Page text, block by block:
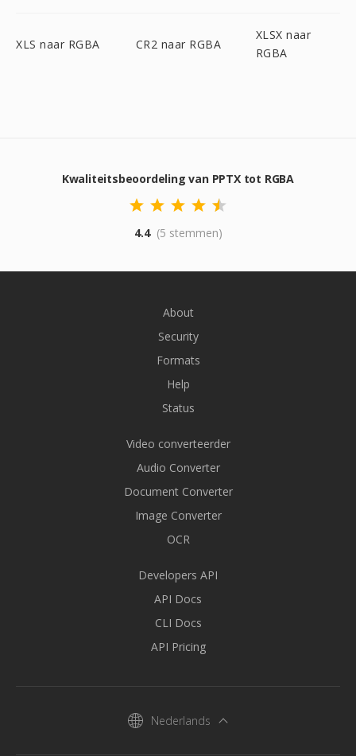
XLS naar RGBA CR2 naar RGBA
XLSX naar
RGBA
Kwaliteitsbeoordeling van PPTX tot RGBA
4.4 (5 stemmen)
About
Security
Formats
Help
Status
Video converteerder
Audio Converter
Document Converter
Image Converter
OCR
Developers API
API Docs
CLI Docs
API Pricing
Nederlands